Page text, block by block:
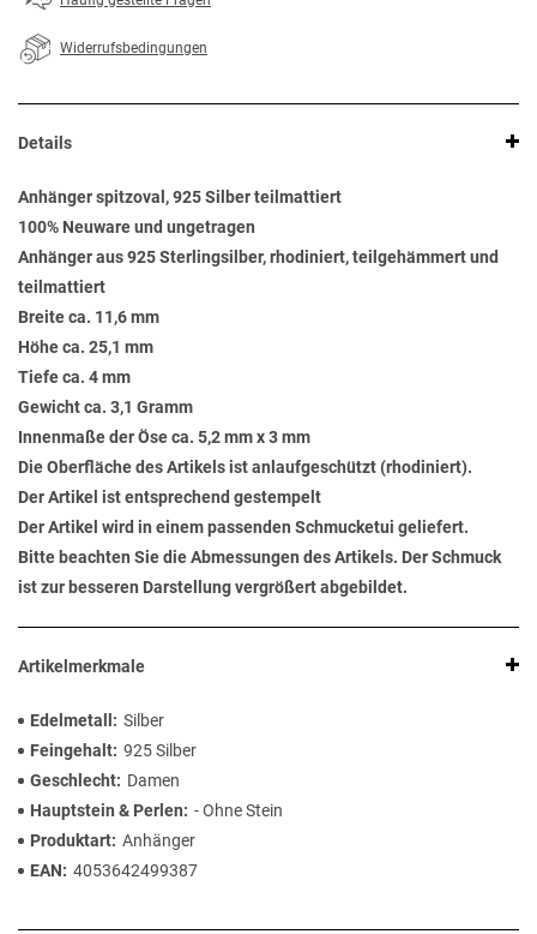
Widerrufsbedingungen
Details
Anhänger spitzoval, 925 Silber teilmattiert
100% Neuware und ungetragen
Anhänger aus 925 Sterlingsilber, rhodiniert, teilgehämmert und
teilmattiert
Breite ca. 11,6 mm
Höhe ca. 25,1 mm
Tiefe ca. 4 mm
Gewicht ca. 3,1 Gramm
Innenmaße der Öse ca. 5,2 mm x 3 mm
Die Oberfläche des Artikels ist anlaufgeschützt (rhodiniert).
Der Artikel ist entsprechend gestempelt
Der Artikel wird in einem passenden Schmucketui geliefert.
Bitte beachten Sie die Abmessungen des Artikels. Der Schmuck
ist zur besseren Darstellung vergrößert abgebildet.
Artikelmerkmale
Edelmetall
Silber
Feingehalt 925 Silber
Geschlecht
Damen
Hauptstein & Perlen
- Ohne Stein
Produktart Anhänger
EAN
4053642499387